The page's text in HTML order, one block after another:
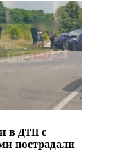
в ДТП с
пострадали